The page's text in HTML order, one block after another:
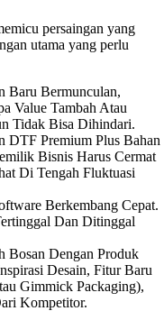
persaingan yang
utama yang perlu
Baru Bermunculan,
Value Tambah Atau
Tidak Bisa Dihindari.
DTF Premium Plus Bahan
Bisnis Harus Cermat
Di Tengah Fluktuasi
Berkembang Cepat.
Dan Ditinggal
Bosan Dengan Produk
Desain, Fitur Baru
Gimmick Packaging),
Kompetitor.